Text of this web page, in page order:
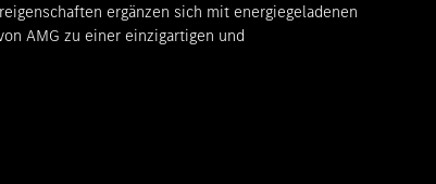
ergänzen sich mit energiegeladenen
AMG zu einer einzigartigen und